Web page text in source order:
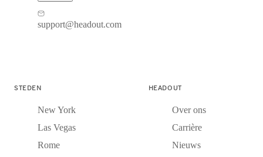
support@headout.com
STEDEN
New York
Las Vegas
Rome
HEADOUT
Over ons
Carrière
Nieuws